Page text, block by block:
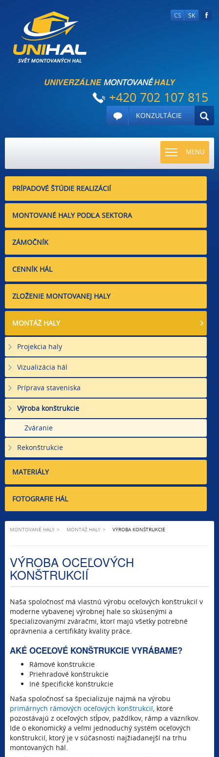
CS SK
UNIVERZÁLNEMONTOVANÉHALY
+420 702 107 815
KONZULTÁCIE
MENU
TOGGLE
PRÍPADOVÉ ŠTÚDIE REALIZÁCIÍ
MONTOVANÉ HALY PODĽA SEKTORA
ZÁMOČNÍK
CENNÍK HÁL
ZLOŽENIE MONTOVANEJ HALY
MONTÁŽ HALY
Projekcia haly
Vizualizácia hál
Príprava staveniska
Výroba konštrukcie
Zváranie
Rekonštrukcie
MATERIÁLY
FOTOGRAFIE HÁL
MONTOVANÉ HALY MONTÁŽ HALY VÝROBA KONŠTRUKCIE
VÝROBA OCEĽOVÝCH
KONŠTRUKCIÍ
Naša spoločnosť má vlastnú výrobu oceľových konštrukcií v
moderne vybavenej výrobnej hale so skúsenými a
špecializovanými zváračmi, ktorí majú všetky potrebné
oprávnenia a certifikáty kvality práce.
AKÉ OCEĽOVÉ KONŠTRUKCIE VYRÁBAME?
Rámové konštrukcie
Priehradové konštrukcie
Iné špecifické konštrukcie
Naša spoločnosť sa špecializuje najmä na výrobu
primárnych rámových oceľových konštrukcií, ktoré
pozostávajú z oceľových stĺpov, paždíkov, rámp a väzníkov.
Ide o ekonomický a veľmi jednoduchý systém oceľových
konštrukcií, ktorý je v súčasnosti najžiadanejší na trhu
montovaných hál.